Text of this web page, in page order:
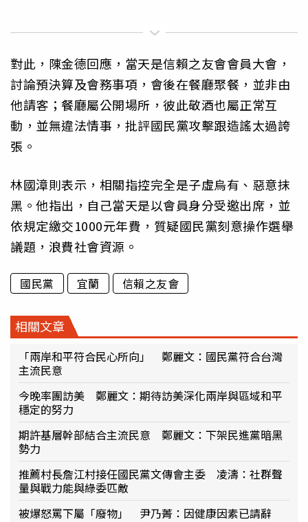
對此，陳金德回應，當天是信賴之友會會員大會，
討論預決算及會務事項，會後在餐廳聚餐，並非由
他請客；餐廳屬公開場所，彼此敬酒也屬正常互
動，並無違法情事，批評國民黨攻擊跟造謠太過誇
張。
林國漳則表示，相關指控完全是子虛烏有、惡意抹
黑。他指出，自己當天是以會員身分受邀出席，並
依規定繳交1000元年費，質疑國民黨刻意操作選舉
議題，浪費社會資源。
國民黨 宜蘭 信賴之友會
相關文章
「兩岸和平符合民心所向」 鄭麗文：國民黨符合台灣
主流民意
今晚率團訪美 鄭麗文：期待訪美深化兩岸與區域和平
穩定的努力
期許基層幹部結合主流民意 鄭麗文：下架民進黨暗黑
勢力
推薦村長詹江村接任國民黨文傳會主委 凌濤：社群聲
量與戰力能與綠委匹敵
被爆怒罵下屬「廢物」 尹乃菁：因健康因素已請辭